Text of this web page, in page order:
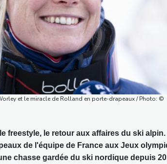
et le miracle de Rolland en porte-drapeaux / Photo: ©
freestyle, le retour aux affaires du ski
de l'équipe de France aux Jeux
chasse gardée du ski nordique depuis